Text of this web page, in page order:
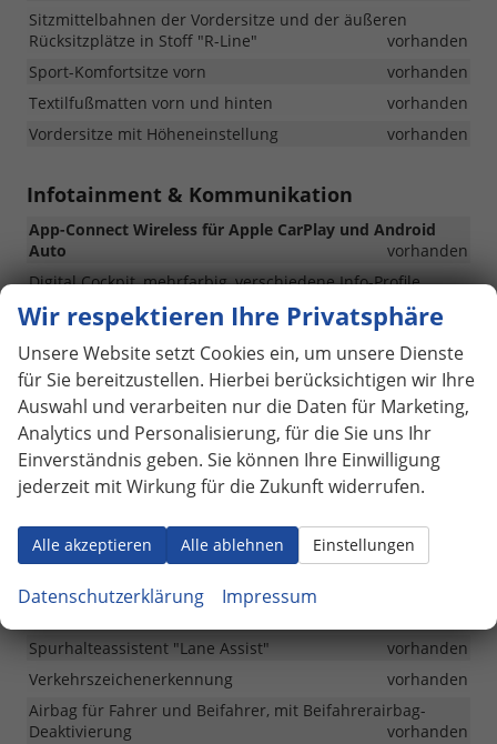
Sitzmittelbahnen der Vordersitze und der äußeren
Rücksitzplätze in Stoff "R-Line"
vorhanden
Sport-Komfortsitze vorn
vorhanden
Textilfußmatten vorn und hinten
vorhanden
Vordersitze mit Höheneinstellung
vorhanden
Infotainment & Kommunikation
App-Connect Wireless für Apple CarPlay und Android
Auto
vorhanden
Digital Cockpit, mehrfarbig, verschiedene Info-Profile
wählbar
vorhanden
Digitaler Radioempfang DAB+
6 Lautsprecher
vorhanden
Radio "Ready 2 Discover": 8 Zoll Touchscreen
vorhanden
2 USB-C-Schnittstellen vorn, 2 USB-C-Ladebuchsen an der
Mittelkonsole hinten; Ladeleistung bis zu 45 W
vorhanden
Vorbereitet für "We Connect" und "We Connect Plus" oder
"VW Connect" und "VW Connect Plus"
vorhanden
Telefonschnittstelle "Comfort" mit induktiver Ladefunktion
vorhanden
Sicherheit & Assistenz
Spurhalteassistent "Lane Assist"
vorhanden
Verkehrszeichenerkennung
vorhanden
Airbag für Fahrer und Beifahrer, mit Beifahrerairbag-
Deaktivierung
vorhanden
Wir respektieren Ihre Privatsphäre
Unsere Website setzt Cookies ein, um unsere Dienste
für Sie bereitzustellen. Hierbei berücksichtigen wir Ihre
Auswahl und verarbeiten nur die Daten für Marketing,
Analytics und Personalisierung, für die Sie uns Ihr
Einverständnis geben. Sie können Ihre Einwilligung
jederzeit mit Wirkung für die Zukunft widerrufen.
Alle akzeptieren Alle ablehnen Einstellungen
Datenschutzerklärung Impressum